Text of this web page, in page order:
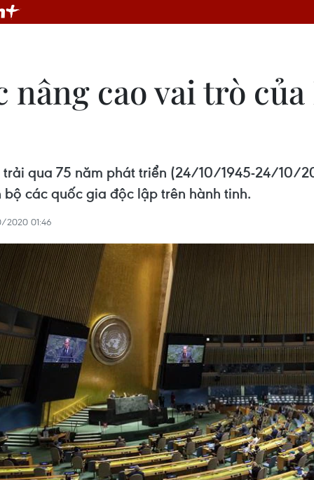
nâng cao vai trò
trải qua 75 năm phát triển (24/10/1945-24/10/
các quốc gia độc lập trên hành tinh.
2020 01:46